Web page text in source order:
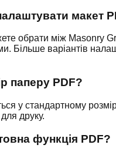
макет
обрати між Masonry
Більше варіантів
паперу PDF?
у стандартному
друку.
функція PDF?